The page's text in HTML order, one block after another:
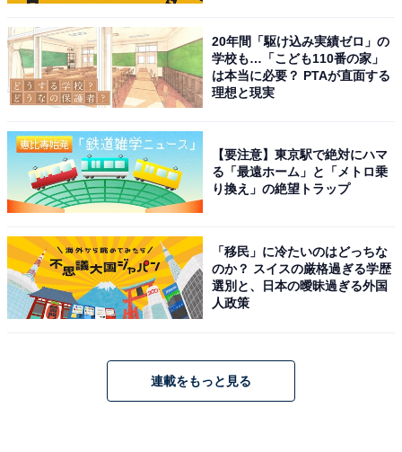
言えますが、HISASHIさんはインタビューで「僕は東北
出身とは言え、すぐに北海道に移り住んでしまった」
（出典：GLAY公式Webサイト）と語っています。
2022年9月に放送されたバラエティ番組『人志松本の酒
のツマミになる話』（フジテレビ系）では、北海道出身
の芸能人が集う「北海道会」のメンバーになっているこ
森県も北海道も、大事な故郷なのかもしれませんね。
HISASHIさんは今後、7月30日放送予定のバラエティ番
定。同番組は、有名人がふるさとを巡り旅行プランを作
るというコンセプトです。もしかしたらHISASHIさんの
20年間「駆け込み実績ゼロ」の
学校も…「こども110番の家」
は本当に必要？ PTAが直面する
理想と現実
【要注意】東京駅で絶対にハマ
る「最遠ホーム」と「メトロ乗
り換え」の絶望トラップ
「移民」に冷たいのはどっちな
のか？ スイスの厳格過ぎる学歴
選別と、日本の曖昧過ぎる外国
人政策
連載をもっと見る